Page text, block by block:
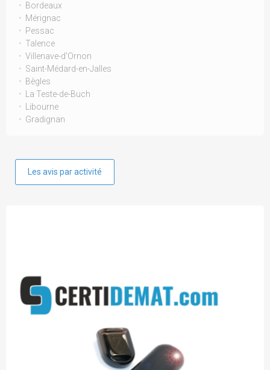
Bordeaux
Mérignac
Pessac
Talence
Villenave-d'Ornon
Saint-Médard-en-Jalles
Bègles
La Teste-de-Buch
Libourne
Gradignan
Les avis par activité